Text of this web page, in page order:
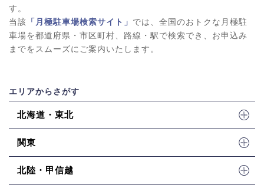
す。
当該 「月極駐車場検索サイト」 では、全国のおトクな月極駐
車場を都道府県・市区町村、路線・駅で検索でき、お申込み
までをスムーズにご案内いたします。
エリアからさがす
北海道・東北
関東
北陸・甲信越